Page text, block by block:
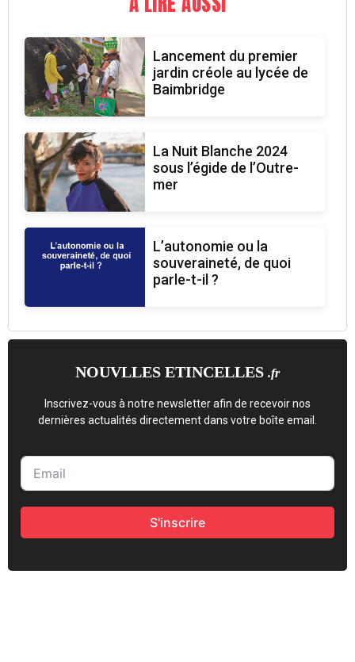
Lancement du premier
jardin créole au lycée de
Baimbridge
La Nuit Blanche 2024
sous l’égide de l’Outre-
mer
L’autonomie ou la
souveraineté, de quoi
parle-t-il ?
NOUVLLES ETINCELLES .fr
Inscrivez-vous à notre newsletter afin de recevoir nos
dernières actualités directement dans votre boîte email.
S'inscrire